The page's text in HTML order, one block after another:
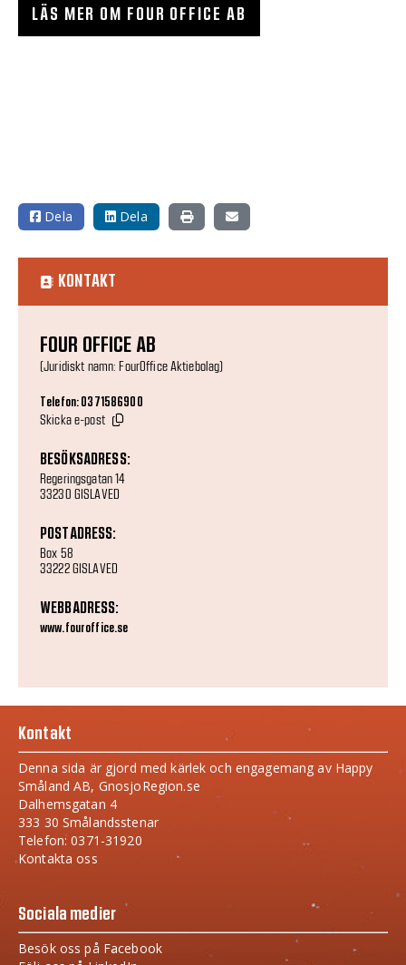
LÄS MER OM FOUR OFFICE AB
Dela Dela
KONTAKT
FOUR OFFICE AB
(Juridiskt namn: FourOffice Aktiebolag)
Telefon: 0371586900
Skicka e-post
BESÖKSADRESS:
Regeringsgatan 14
33230 GISLAVED
POSTADRESS:
Box 58
33222 GISLAVED
WEBBADRESS:
www.fouroffice.se
Kontakt
Denna sida är gjord med kärlek och engagemang av Happy
Småland AB, GnosjoRegion.se
Dalhemsgatan 4
333 30 Smålandsstenar
Telefon: 0371-31920
Kontakta oss
Sociala medier
Besök oss på Facebook